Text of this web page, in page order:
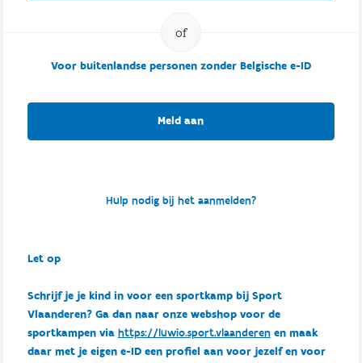
Voor buitenlandse personen zonder Belgische e-ID
Meld aan
Hulp nodig bij het aanmelden?
Let op
Schrijf je je kind in voor een sportkamp bij Sport
Vlaanderen? Ga dan naar onze webshop voor de
sportkampen via https://luwio.sport.vlaanderenen maak
daar met je eigen e-ID een profiel aan voor jezelf en voor